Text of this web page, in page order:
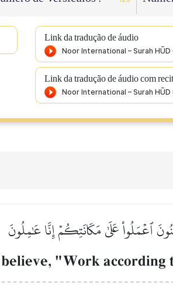
Link da tradução de áudio
Link da tradução de áudio com
ٱعۡمَلُواْ عَلَىٰ مَكَانَتِكُمۡ إِنَّا عَٰمِلُونَ
"Work